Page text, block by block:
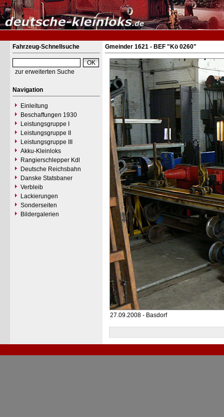
Fahrzeug-Schnellsuche
zur erweiterten Suche
Navigation
Einleitung
Beschaffungen 1930
Leistungsgruppe I
Leistungsgruppe II
Leistungsgruppe III
Akku-Kleinloks
Rangierschlepper Kdl
Deutsche Reichsbahn
Danske Statsbaner
Verbleib
Lackierungen
Sonderseiten
Bildergalerien
Gmeinder 1621 - BEF "Kö 0260"
27.09.2008 - Basdorf